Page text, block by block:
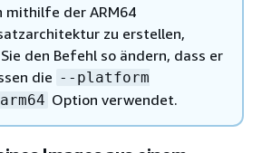
mithilfe der ARM64
zu erstellen,
den Befehl so ändern, dass er
die --platform
Option verwendet.